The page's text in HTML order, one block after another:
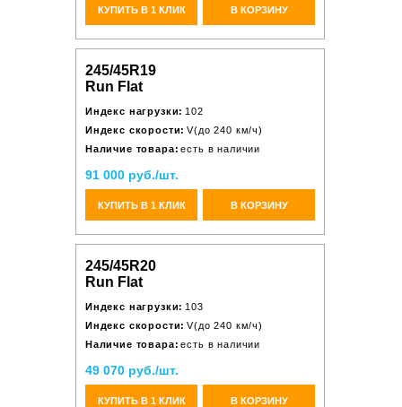
КУПИТЬ В 1 КЛИК В КОРЗИНУ
245/45R19
Run Flat
Индекс нагрузки: 102
Индекс скорости: V(до 240 км/ч)
Наличие товара: есть в наличии
91 000 руб./шт.
КУПИТЬ В 1 КЛИК В КОРЗИНУ
245/45R20
Run Flat
Индекс нагрузки: 103
Индекс скорости: V(до 240 км/ч)
Наличие товара: есть в наличии
49 070 руб./шт.
КУПИТЬ В 1 КЛИК В КОРЗИНУ